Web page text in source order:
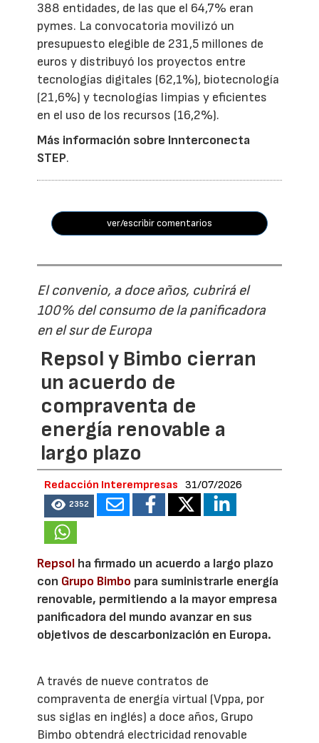
388 entidades, de las que el 64,7% eran
pymes. La convocatoria movilizó un
presupuesto elegible de 231,5 millones de
euros y distribuyó los proyectos entre
tecnologías digitales (62,1%), biotecnología
(21,6%) y tecnologías limpias y eficientes
en el uso de los recursos (16,2%).
Más información sobre Innterconecta
STEP.
ver/escribir comentarios
El convenio, a doce años, cubrirá el
100% del consumo de la panificadora
en el sur de Europa
Repsol y Bimbo cierran
un acuerdo de
compraventa de
energía renovable a
largo plazo
Redacción Interempresas 31/07/2026
2352
Repsol ha firmado un acuerdo a largo plazo
con Grupo Bimbo para suministrarle energía
renovable, permitiendo a la mayor empresa
panificadora del mundo avanzar en sus
objetivos de descarbonización en Europa.
A través de nueve contratos de
compraventa de energía virtual (Vppa, por
sus siglas en inglés) a doce años, Grupo
Bimbo obtendrá electricidad renovable